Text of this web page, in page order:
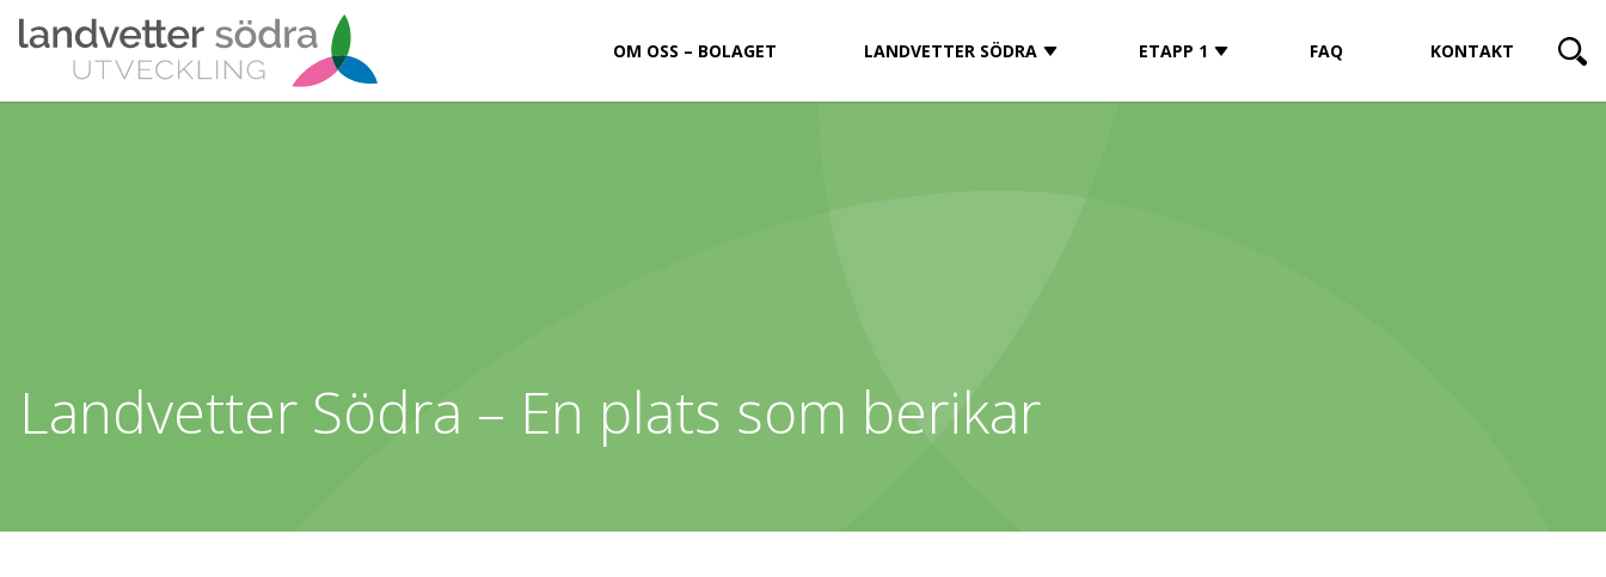
OM OSS – BOLAGET LANDVETTER SÖDRA ETAPP 1 FAQ KONTAKT
Landvetter Södra – En plats som berikar